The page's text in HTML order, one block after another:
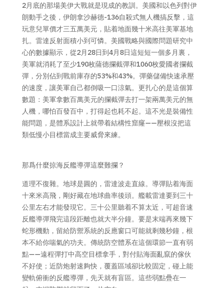
2月底的那場美伊大戰就是現成的教訓。美國和以色列對伊
朗動手之後，伊朗拿沙赫德-136自殺式無人機搞反擊，這
玩意兒單價才三五萬美元，貼着地面幾十米高往美軍基地
扎。雷達反射面積小到可憐。美國戰略與國際問題研究中
心的數據顯示，從2月28日到4月8日這短短一個多月裏，
美軍就消耗了至少190枚薩德攔截彈和1060枚愛國者攔截
彈，分別佔到戰前庫存的53%和43%。彈藥儲備快速承壓
的速度，讓美軍自己都倒吸一口涼氣。更扎心的是這個算
數題：美軍拿數百萬美元的攔截彈去打一架兩萬美元的無
人機，哪怕百發百中，打得起也耗不起。這不光是裝備性
能問題，是體系設計上就帶着結構性窟窿——壓根沒把這
類低慢小目標當成主要威脅來練。
那爲什麼掠海反艦導彈這麼難攔？
道理不復雜。地球是圓的，雷達波走直線。導彈貼着海面
十來米高飛，剛好藏在地球曲率後頭。艦載雷達要到三十
公里左右才能發現它。三十公里聽着不算太近，可超音速
反艦導彈飛完這段距離也就大半分鐘。要是末端再來幾下
蛇形機動，留給防禦系統的反應窗口可能就剩幾秒鐘，根
本不給你喘氣的功夫。傳統防空體系在這個環節一直有弱
點——遠程彈打中高空目標拿手，對付貼海面亂竄的傢伙
不好使；近防炮射速夠快，覆蓋區域卻比較固定，碰上能
變軌俯衝的反艦導彈，先天就有盲區。這些弱點疊在一